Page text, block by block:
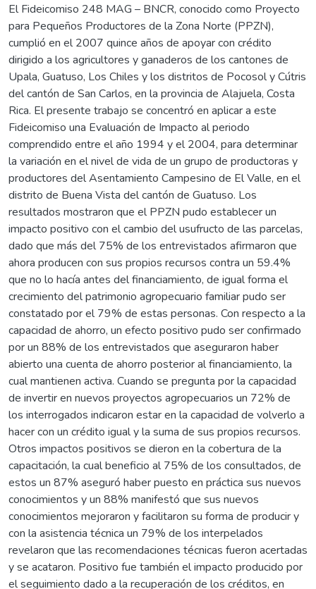
El Fideicomiso 248 MAG – BNCR, conocido como Proyecto
para Pequeños Productores de la Zona Norte (PPZN),
cumplió en el 2007 quince años de apoyar con crédito
dirigido a los agricultores y ganaderos de los cantones de
Upala, Guatuso, Los Chiles y los distritos de Pocosol y Cútris
del cantón de San Carlos, en la provincia de Alajuela, Costa
Rica. El presente trabajo se concentró en aplicar a este
Fideicomiso una Evaluación de Impacto al periodo
comprendido entre el año 1994 y el 2004, para determinar
la variación en el nivel de vida de un grupo de productoras y
productores del Asentamiento Campesino de El Valle, en el
distrito de Buena Vista del cantón de Guatuso. Los
resultados mostraron que el PPZN pudo establecer un
impacto positivo con el cambio del usufructo de las parcelas,
dado que más del 75% de los entrevistados afirmaron que
ahora producen con sus propios recursos contra un 59.4%
que no lo hacía antes del financiamiento, de igual forma el
crecimiento del patrimonio agropecuario familiar pudo ser
constatado por el 79% de estas personas. Con respecto a la
capacidad de ahorro, un efecto positivo pudo ser confirmado
por un 88% de los entrevistados que aseguraron haber
abierto una cuenta de ahorro posterior al financiamiento, la
cual mantienen activa. Cuando se pregunta por la capacidad
de invertir en nuevos proyectos agropecuarios un 72% de
los interrogados indicaron estar en la capacidad de volverlo a
hacer con un crédito igual y la suma de sus propios recursos.
Otros impactos positivos se dieron en la cobertura de la
capacitación, la cual beneficio al 75% de los consultados, de
estos un 87% aseguró haber puesto en práctica sus nuevos
conocimientos y un 88% manifestó que sus nuevos
conocimientos mejoraron y facilitaron su forma de producir y
con la asistencia técnica un 79% de los interpelados
revelaron que las recomendaciones técnicas fueron acertadas
y se acataron. Positivo fue también el impacto producido por
el seguimiento dado a la recuperación de los créditos, en